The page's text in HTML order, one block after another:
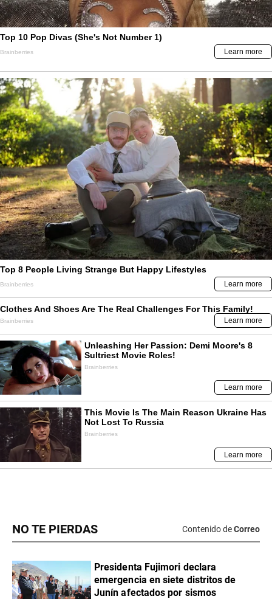
NO TE PIERDAS Contenido deCorreo
Presidenta Fujimori declara
emergencia en siete distritos de
Junín afectados por sismos